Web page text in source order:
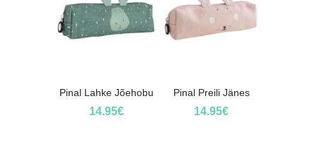
Pinal Lahke Jõehobu
14.95€
Pinal Preili Jänes
14.95€